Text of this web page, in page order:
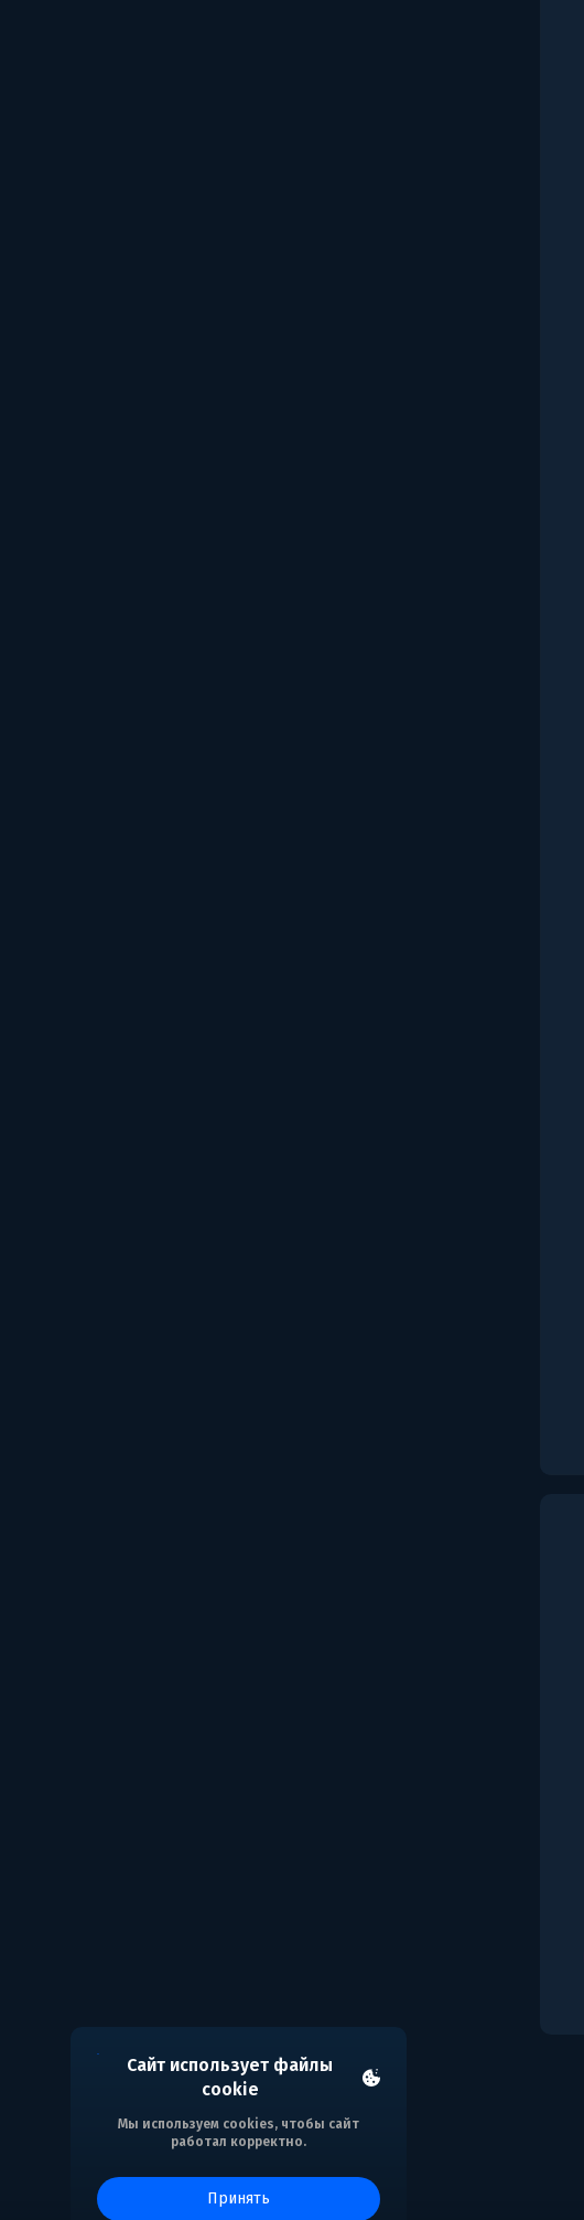
Сайт использует файлы
cookie
Мы используем cookies, чтобы сайт
работал корректно.
принять